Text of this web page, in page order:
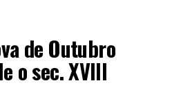
de Outubro
o sec. XVIII